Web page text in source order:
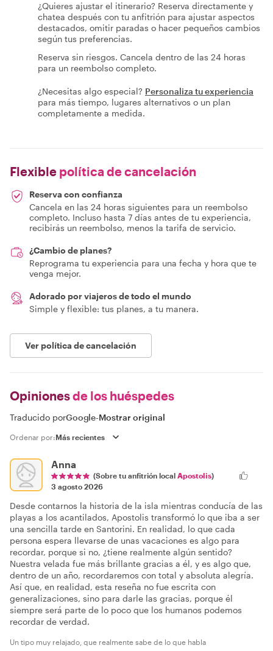
¿Quieres ajustar el itinerario? Reserva directamente y
chatea después con tu anfitrión para ajustar aspectos
destacados, omitir paradas o hacer pequeños cambios
según tus preferencias.
Reserva sin riesgos. Cancela dentro de las 24 horas
para un reembolso completo.
¿Necesitas algo especial? Personaliza tu experiencia
para más tiempo, lugares alternativos o un plan
completamente a medida.
Flexible política de cancelación
Reserva con confianza
Cancela en las 24 horas siguientes para un reembolso
completo. Incluso hasta 7 días antes de tu experiencia,
recibirás un reembolso, menos la tarifa de servicio.
¿Cambio de planes?
Reprograma tu experiencia para una fecha y hora que te
venga mejor.
Adorado por viajeros de todo el mundo
Simple y flexible: tus planes, a tu manera.
Ver política de cancelación
Opinionesde los huéspedes
Traducido porGoogle-Mostrar original
Ordenar por:
Anna
(Sobre tu anfitrión local Apostolis)
3 agosto 2026
Desde contarnos la historia de la isla mientras conducía de las
playas a los acantilados, Apostolis transformó lo que iba a ser
una sencilla tarde en Santorini. En realidad, lo que cada
persona espera llevarse de unas vacaciones es algo para
recordar, porque si no, ¿tiene realmente algún sentido?
Nuestra velada fue más brillante gracias a él, y es algo que,
dentro de un año, recordaremos con total y absoluta alegría.
Así que, en realidad, esta reseña no fue escrita con
generalizaciones, sino para darle las gracias, porque él
siempre será parte de lo poco que los humanos podemos
recordar de verdad.
Un tipo muy relajado, que realmente sabe de lo que habla